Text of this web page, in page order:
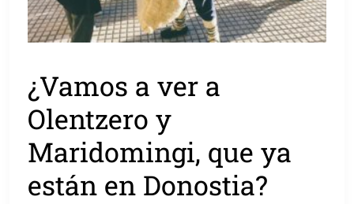
¿Vamos a ver a
Olentzero y
Maridomingi, que ya
están en Donostia?